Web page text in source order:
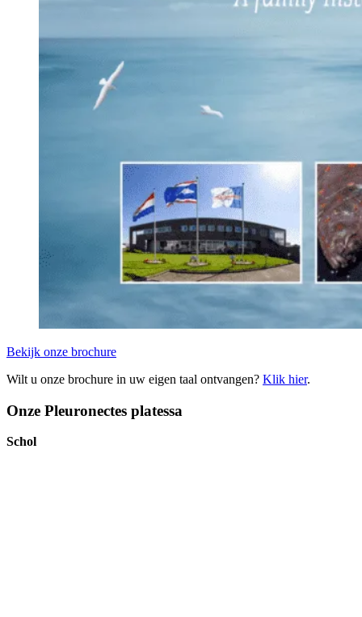
Bekijk onze brochure
Wilt u onze brochure in uw eigen taal ontvangen? Klik hier.
Onze Pleuronectes platessa
Schol